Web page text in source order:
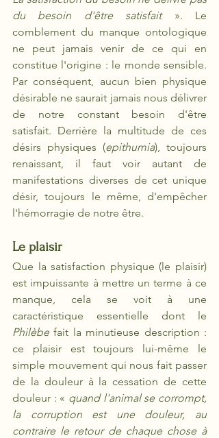
du besoin d'être satisfait ». Le
comblement du manque ontologique
ne peut jamais venir de ce qui en
constitue l'origine : le monde sensible.
Par conséquent, aucun bien physique
désirable ne saurait jamais nous délivrer
de notre constant besoin d'être
satisfait. Derrière la multitude de ces
désirs physiques (epithumia), toujours
renaissant, il faut voir autant de
manifestations diverses de cet unique
désir, toujours le même, d'empêcher
l'hémorragie de notre être.
Le plaisir
Que la satisfaction physique (le plaisir)
est impuissante à mettre un terme à ce
manque, cela se voit à une
Philèbe fait la minutieuse description :
ce plaisir est toujours lui-même le
simple mouvement qui nous fait passer
de la douleur à la cessation de cette
douleur : « quand l'animal se corrompt,
la corruption est une douleur, au
contraire le retour de chaque chose à